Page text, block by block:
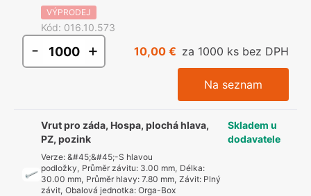
VÝPRODEJ
Kód: 016.10.573
- + 10,00 € za 1000 ks bez DPH
Na seznam
Vrut pro záda, Hospa, plochá hlava,
PZ, pozink
Verze:&#45;&#45;-S hlavou
podložky, Průměr závitu: 3.00 mm, Délka:
30.00 mm, Průměr hlavy:7.80 mm, Závit: Plný
závit, Obalová jednotka:Orga-Box
Skladem u
dodavatele